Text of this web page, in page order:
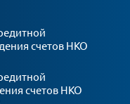
счетов НКО
счетов НКО